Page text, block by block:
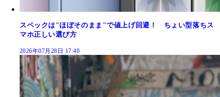
スペックは"ほぼそのまま"で値上げ回避！ ちょい型落ちス
マホ正しい選び方
2026年07月28日 17:40